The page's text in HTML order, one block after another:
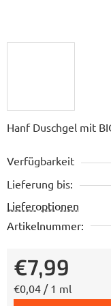
Hanf Duschgel mit
Verfügbarkeit
Lieferung bis:
Lieferoptionen
Artikelnummer:
€7,99
Verkaufspreis:
€0,04 / 1 ml